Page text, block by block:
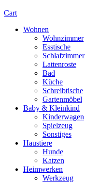
Cart
Wohnen
Wohnzimmer
Esstische
Schlafzimmer
Lattenroste
Bad
Küche
Schreibtische
Gartenmöbel
Baby & Kleinkind
Kinderwagen
Spielzeug
Sonstiges
Haustiere
Hunde
Katzen
Heimwerken
Werkzeug